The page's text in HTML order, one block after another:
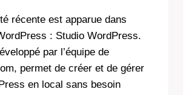
récente est apparue dans
: Studio WordPress.
par l’équipe de
permet de créer et de gérer
en local sans besoin